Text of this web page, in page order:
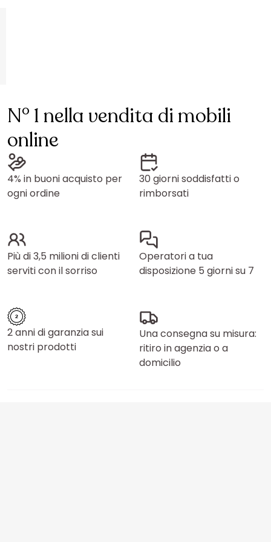
N° 1 nella vendita di mobili
online
4% in buoni acquisto per
ogni ordine
30 giorni soddisfatti o
rimborsati
Più di 3,5 milioni di clienti
serviti con il sorriso
Operatori a tua
disposizione 5 giorni su 7
2 anni di garanzia sui
nostri prodotti
Una consegna su misura:
ritiro in agenzia o a
domicilio